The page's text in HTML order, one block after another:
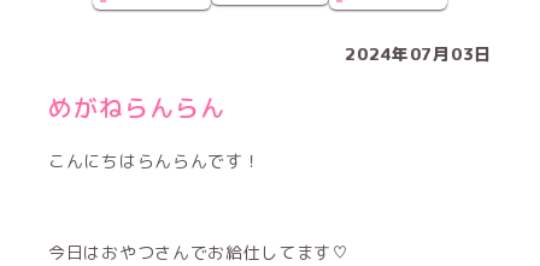
2024年07月03日
めがねらんらん
こんにちはらんらんです！
今日はおやつさんでお給仕してます♡